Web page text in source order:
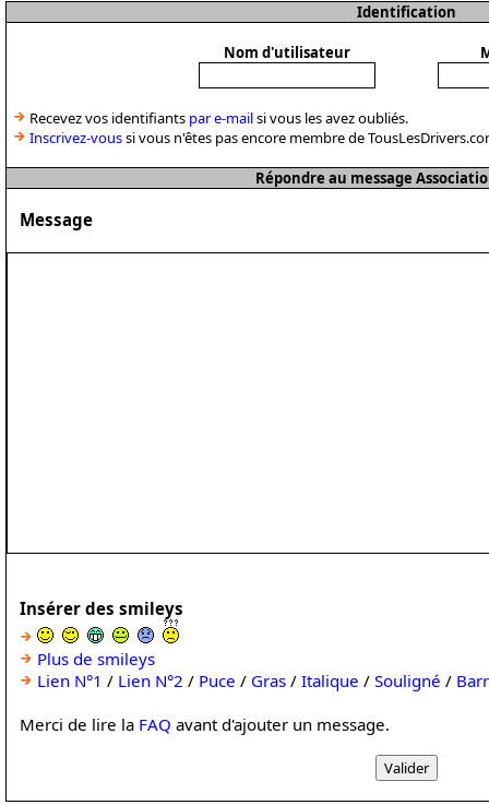
Identification
Nom d'utilisateur
Recevez vos identifiants par e-mailsi vous les avez oubliés.
Inscrivez-voussi vous n'êtes pas encore membre de
Répondre au message
Message
Insérer des smileys
Plus de smileys
Lien N°1 / Lien N°2 / Puce / Gras / Italique / Souligné /
Merci de lire la FAQ avant d'ajouter un message.